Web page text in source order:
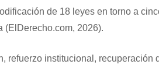
de 18 leyes en torno a
(ElDerecho.com, 2026).
refuerzo institucional, recuperación